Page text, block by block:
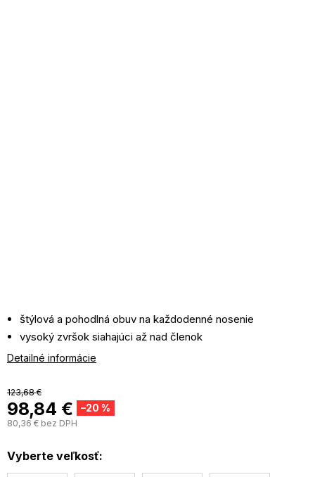
123,68 €
–20 %
98,84 €
80,36 € bez DPH
Vyberte veľkosť:
štýlová a pohodlná obuv na každodenné nosenie
vysoký zvršok siahajúci až nad členok
zaväzovanie na šnúrky
nosenia
na zvršku sú jemné detaily vrátane loga výrobcu
Detailné informácie